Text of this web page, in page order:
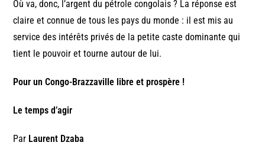
Où va, donc, l’argent du pétrole congolais ? La réponse est
claire et connue de tous les pays du monde : il est mis au
service des intérêts privés de la petite caste dominante qui
tient le pouvoir et tourne autour de lui.
Pour un Congo-Brazzaville libre et prospère !
Le temps d’agir
Par Laurent Dzaba